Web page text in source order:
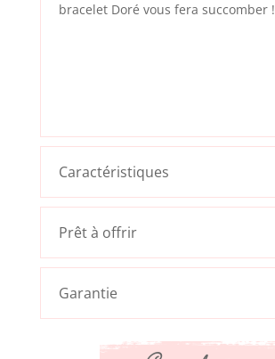
bracelet Doré vous fera succomber !
Caractéristiques
Prêt à offrir
Garantie